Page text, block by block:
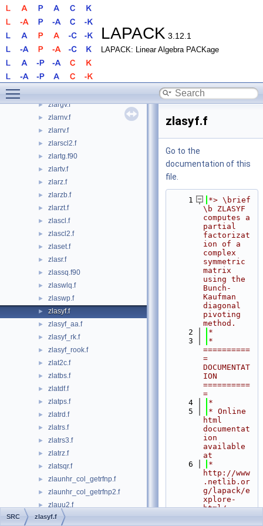
LAPACK 3.12.1
LAPACK: Linear Algebra PACKage
► zlarfb_gett.f
► zlarfg.f
► zlarfgp.f
► zlarft.f
► zlarfx.f
► zlargv.f
► zlarnv.f
► zlarrv.f
► zlarscl2.f
► zlartg.f90
► zlartv.f
► zlarz.f
► zlarzb.f
► zlarzt.f
► zlascl.f
► zlascl2.f
► zlaset.f
► zlasr.f
► zlassq.f90
► zlaswlq.f
► zlaswp.f
► zlasyf.f
► zlasyf_aa.f
► zlasyf_rk.f
► zlasyf_rook.f
► zlat2c.f
► zlatbs.f
► zlatdf.f
► zlatps.f
► zlatrd.f
► zlatrs.f
► zlatrs3.f
► zlatrz.f
► zlatsqr.f
► zlaunhr_col_getrfnp.f
► zlaunhr_col_getrfnp2.f
► zlauu2.f
► zlauum.f
zlasyf.f
Go to the
documentation of this
file.
    1
*> \brief
\b ZLASYF
computes a
partial
factorizat
ion of a
complex
symmetric
matrix
using the
Bunch-
Kaufman
diagonal
pivoting
method.
    2
*
    3
*
==========
=
DOCUMENTAT
ION
==========
=
    4
*
    5
* Online
html
documentat
ion
available
at
    6
*
http://www
.netlib.or
g/lapack/e
xplore-
html/
SRC zlasyf.f